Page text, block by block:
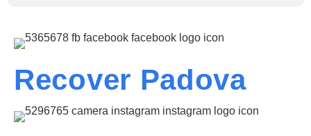
Recover Padova